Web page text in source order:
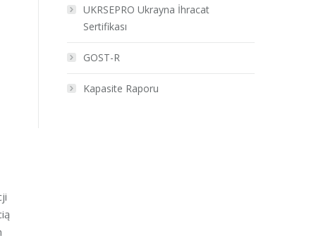
UKRSEPRO Ukrayna İhracat
Sertifikası
GOST-R
Kapasite Raporu